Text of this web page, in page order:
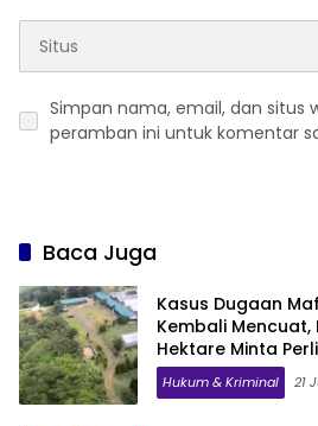
Simpan nama, email, dan situs
peramban ini untuk komentar
Baca Juga
Kasus Dugaan
Kembali Mencuat,
Hektare Minta
Hukum & Kriminal 21